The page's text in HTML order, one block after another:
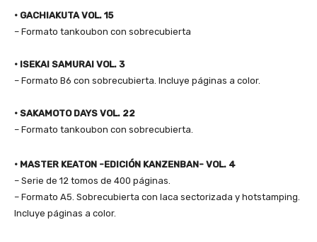
• GACHIAKUTA VOL. 15
– Formato tankoubon con sobrecubierta
• ISEKAI SAMURAI VOL. 3
– Formato B6 con sobrecubierta. Incluye páginas a color.
• SAKAMOTO DAYS VOL. 22
– Formato tankoubon con sobrecubierta.
• MASTER KEATON -EDICIÓN KANZENBAN- VOL. 4
– Serie de 12 tomos de 400 páginas.
– Formato A5. Sobrecubierta con laca sectorizada y hotstamping.
Incluye páginas a color.